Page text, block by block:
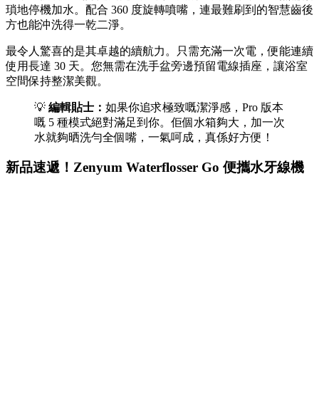
瑣地停機加水。配合 360 度旋轉噴嘴，連最難刷到的智慧齒後
方也能沖洗得一乾二淨。
最令人驚喜的是其卓越的續航力。只需充滿一次電，便能連續
使用長達 30 天。您無需在洗手盆旁邊預留電線插座，讓浴室
空間保持整潔美觀。
💡 編輯貼士： 如果你追求極致嘅潔淨感，Pro 版本
嘅 5 種模式絕對滿足到你。佢個水箱夠大，加一次
水就夠晒洗勻全個嘴，一氣呵成，真係好方便！
新品速遞！Zenyum Waterflosser Go 便攜水牙線機